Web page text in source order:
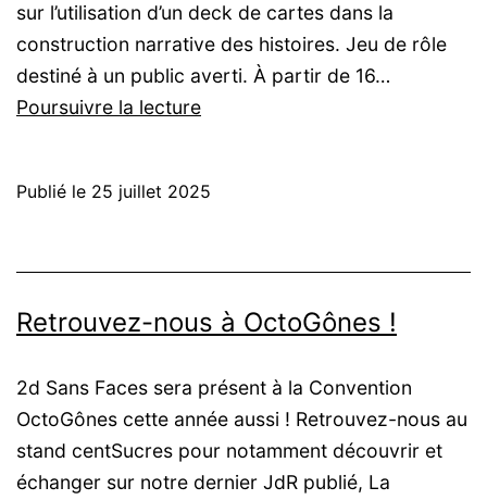
sur l’utilisation d’un deck de cartes dans la
construction narrative des histoires. Jeu de rôle
destiné à un public averti. À partir de 16…
Poursuivre la lectureLa
avec
Publié le 25 juillet 2025
Retrouvez-nous à OctoGônes !
2d Sans Faces sera présent à la Convention
OctoGônes cette année aussi ! Retrouvez-nous au
stand centSucres pour notamment découvrir et
échanger sur notre dernier JdR publié, La